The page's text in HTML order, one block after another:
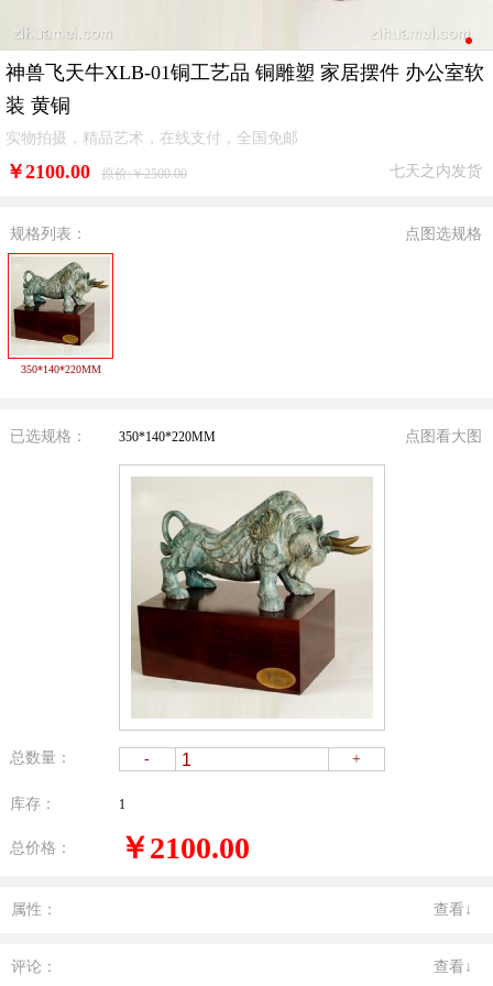
神兽飞天牛XLB-01铜工艺品 铜雕塑 家居摆件 办公室软
装 黄铜
实物拍摄，精品艺术，在线支付，全国免邮
￥2100.00 原价:￥2500.00 七天之内发货
规格列表： 点图选规格
350*140*220MM
已选规格： 350*140*220MM 点图看大图
总数量： - +
库存： 1
总价格： ￥2100.00
属性： 查看↓
评论： 查看↓